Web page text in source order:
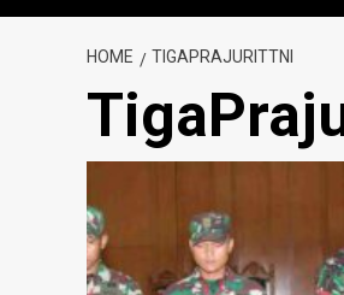
HOME TIGAPRAJURITTNI